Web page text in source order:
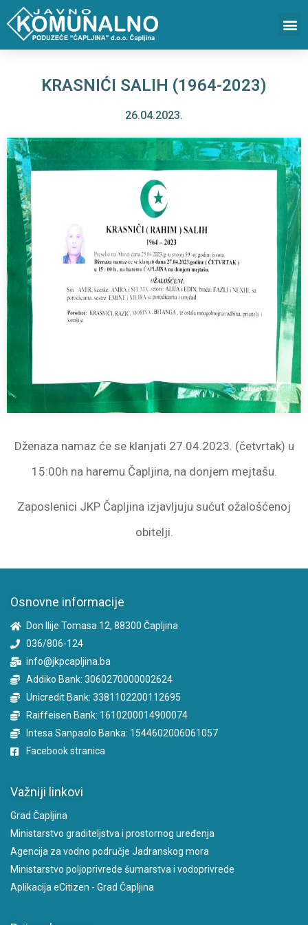
KRASNIĆI SALIH (1964-2023)
26.04.2023.
Dženaza namaz će se klanjati 27.04.2023. (četvrtak) u
15:00h na haremu Čapljina, na donjem mejtašu.
Zaposlenici JKP Čapljina izjavljuju sućut ožalošćenoj
obitelji.
Osnovne informacije
Don Ilije Tomasa 12, 88300 Čapljina
036/806-124
info@jkpcapljina.ba
Addiko Bank: 3060270000002624
Unicredit Bank: 3381102200112695
Raiffeisen Bank: 1610200014900074
Intesa Sanpaolo Banka: 1544602006061057
Facebook stranica
Važniji linkovi
Grad Čapljina
Ministarstvo graditeljstva i prostornog uređenja
Agencija za vodno područje Jadranskog mora
Ministarstvo poljoprivrede šumarstva i vodoprivrede
Aplikacija eCitizen - Grad Čapljina